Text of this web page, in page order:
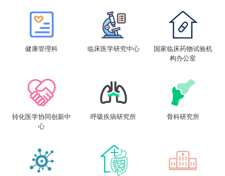
健康管理科 临床医学研究中心
国家临床药物试验机
构办公室
转化医学协同创新中
心
呼吸疾病研究所 骨科研究所